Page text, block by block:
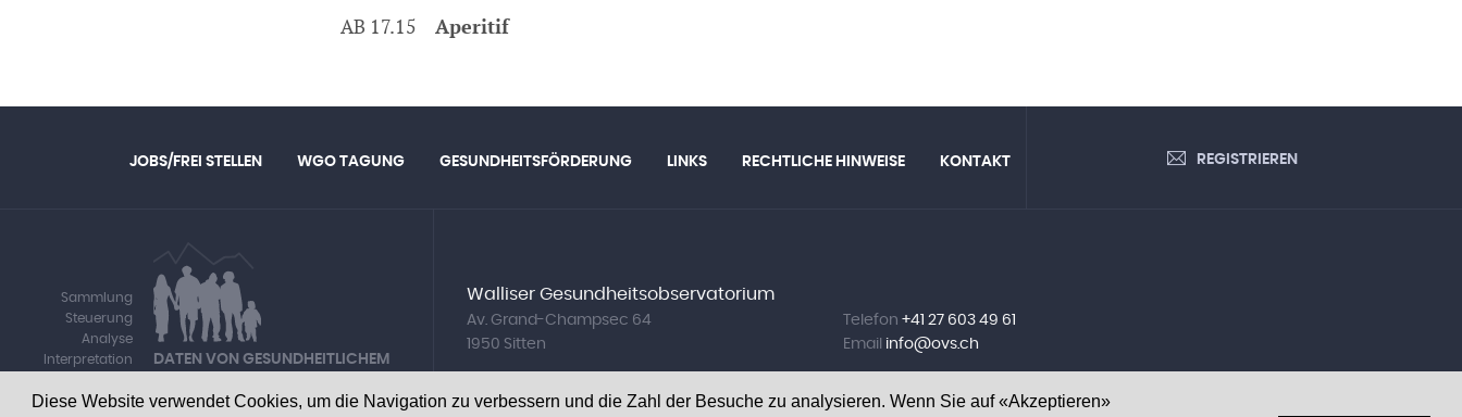
Diese Website verwendet Cookies, um die Navigation zu verbessern und die Zahl der Besuche zu analysieren. Wenn Sie auf «Akzeptieren»
AB 17.15 Aperitif
JOBS/FREI STELLEN WGO TAGUNG GESUNDHEITSFÖRDERUNG LINKS RECHTLICHE HINWEISE KONTAKT REGISTRIEREN
Sammlung
Steuerung
Analyse
Interpretation
DATEN VON GESUNDHEITLICHEM
Walliser Gesundheitsobservatorium
Av. Grand-Champsec 64
1950 Sitten
Telefon +41 27 603 49 61
Email info@ovs.ch